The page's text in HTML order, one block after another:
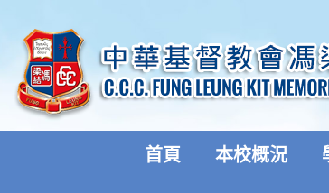
首頁 本校概況